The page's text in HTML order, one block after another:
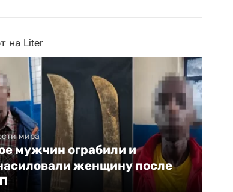
на Liter
мира
мужчин ограбили и
женщину после